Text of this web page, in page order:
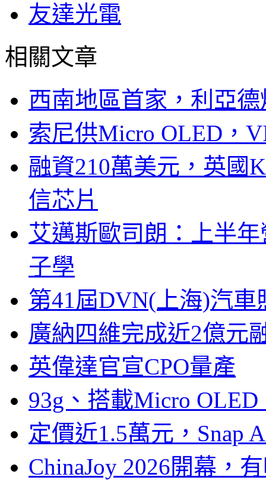
友達光電
相關文章
西南地區首家，利亞
索尼供Micro OLED，
融資210萬美元，英國
信芯片
艾邁斯歐司朗：上半
子學
第41屆DVN(上海)汽
廣納四維完成近2億元
英偉達官宣CPO量產
93g、搭載Micro
定價近1.5萬元，Snap
ChinaJoy 2026開幕，